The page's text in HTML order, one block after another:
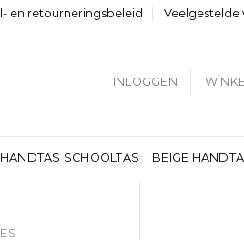
en retourneringsbeleid Veelgestelde
INLOGGEN
HANDTAS SCHOOLTAS BEIGE